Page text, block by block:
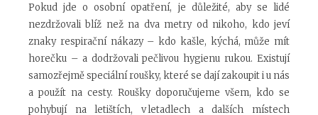
Pokud jde o osobní opatření, je důležité, aby se lidé
nezdržovali blíž než na dva metry od nikoho, kdo jeví
znaky respirační nákazy – kdo kašle, kýchá, může mít
horečku – a dodržovali pečlivou hygienu rukou. Existují
samozřejmě speciální roušky, které se dají zakoupit i u nás
a použít na cesty. Roušky doporučujeme všem, kdo se
pohybují na letištích, v letadlech a dalších místech